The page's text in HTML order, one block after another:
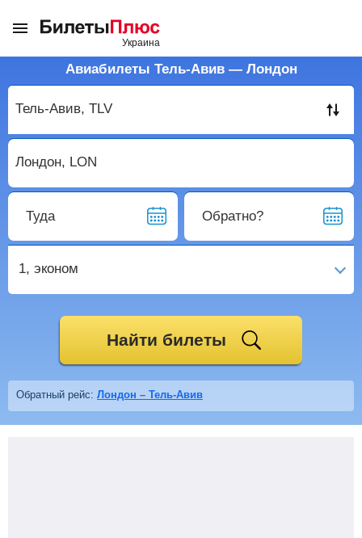
Авиабилеты Тель-Авив — Лондон
Туда Обратно?
1, эконом
Найти билеты
Обратный рейс: Лондон – Тель-Авив